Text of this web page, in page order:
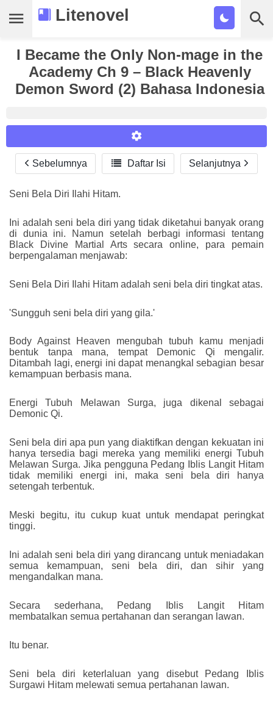
Litenovel
Daftar Novel
Tamat
Bookmark
I Became the Only Non-mage in the
Academy Ch 9 – Black Heavenly
Demon Sword (2) Bahasa Indonesia
Reader Settings
Font :
Size :
A-
16 A+
Sebelumnya  Daftar Isi Selanjutnya
Seni Bela Diri Ilahi Hitam.
Ini adalah seni bela diri yang tidak diketahui banyak orang
di dunia ini. Namun setelah berbagi informasi tentang
Black Divine Martial Arts secara online, para pemain
berpengalaman menjawab:
Seni Bela Diri Ilahi Hitam adalah seni bela diri tingkat atas.
'Sungguh seni bela diri yang gila.'
Body Against Heaven mengubah tubuh kamu menjadi
bentuk tanpa mana, tempat Demonic Qi mengalir.
Ditambah lagi, energi ini dapat menangkal sebagian besar
kemampuan berbasis mana.
Energi Tubuh Melawan Surga, juga dikenal sebagai
Demonic Qi.
Seni bela diri apa pun yang diaktifkan dengan kekuatan ini
hanya tersedia bagi mereka yang memiliki energi Tubuh
Melawan Surga. Jika pengguna Pedang Iblis Langit Hitam
tidak memiliki energi ini, maka seni bela diri hanya
setengah terbentuk.
Meski begitu, itu cukup kuat untuk mendapat peringkat
tinggi.
Ini adalah seni bela diri yang dirancang untuk meniadakan
semua kemampuan, seni bela diri, dan sihir yang
mengandalkan mana.
Secara sederhana, Pedang Iblis Langit Hitam
membatalkan semua pertahanan dan serangan lawan.
Itu benar.
Seni bela diri keterlaluan yang disebut Pedang Iblis
Surgawi Hitam melewati semua pertahanan lawan.